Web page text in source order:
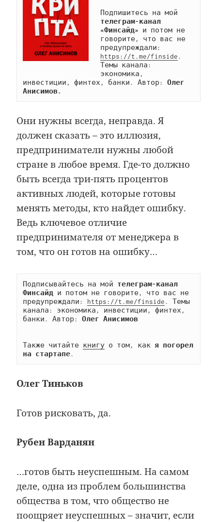
телеграм-канал
«Финсайд» и потом не
говорите, что вас не
https://t.me/finside .
Темы канала:
экономика,
инвестиции, финтех, банки. Автор: Олег
Анисимов.
Они нужны всегда, неправда. Я
должен сказать – это иллюзия,
предприниматели нужны любой
стране в любое время. Где-то должно
быть всегда три-пять процентов
активных людей, которые готовы
менять методы, кто найдет ошибку.
Ведь ключевое отличие
предпринимателя от менеджера в
том, что он готов на ошибку…
Подписывайтесь на мой телеграм-канал
Финсайд и потом не говорите, что вас не
предупреждали: https://t.me/finside. Темы
канала: экономика, инвестиции, финтех,
банки. Автор: Олег Анисимов
Также читайте книгу о том, как я погорел
на стартапе.
Олег Тиньков
Готов рисковать, да.
Рубен Варданян
…готов быть неуспешным. На самом
деле, одна из проблем большинства
общества в том, что общество не
поощряет неуспешных – значит, если